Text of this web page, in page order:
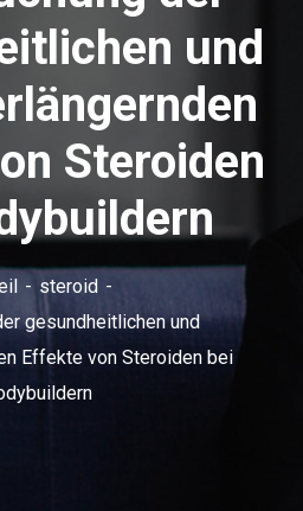
und
Steroiden
steroid
gesundheitlichen und
Effekte von Steroiden bei